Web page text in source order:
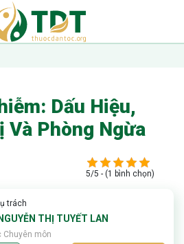
Dấu Hiệu,
Và Phòng Ngừa
5/5 - (1 bình chọn)
trách
THỊ TUYẾT LAN
Chuyên môn